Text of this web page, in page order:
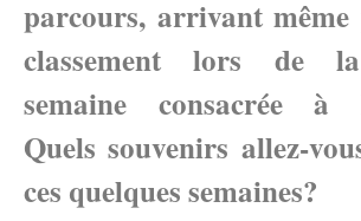
parcours, arrivant
classement lors de
semaine consacrée à
Quels souvenirs allez-
ces quelques semaines?